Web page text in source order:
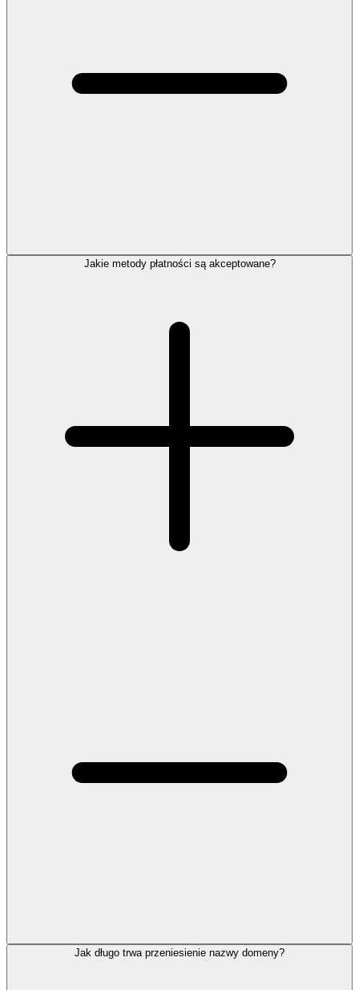
Jakie metody płatności są akceptowane?
Jak długo trwa przeniesienie nazwy domeny?